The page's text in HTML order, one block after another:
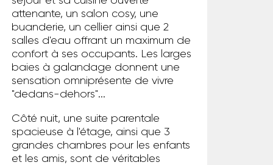
attenante, un salon cosy, une
buanderie, un cellier ainsi que 2
salles d'eau offrant un maximum de
confort à ses occupants. Les larges
baies à galandage donnent une
sensation omniprésente de vivre
"dedans-dehors"...
Côté nuit, une suite parentale
spacieuse à l'étage, ainsi que 3
grandes chambres pour les enfants
et les amis, sont de véritables